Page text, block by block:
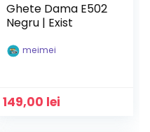
Ghete Dama E502
Negru | Exist
meimei
149,00 lei